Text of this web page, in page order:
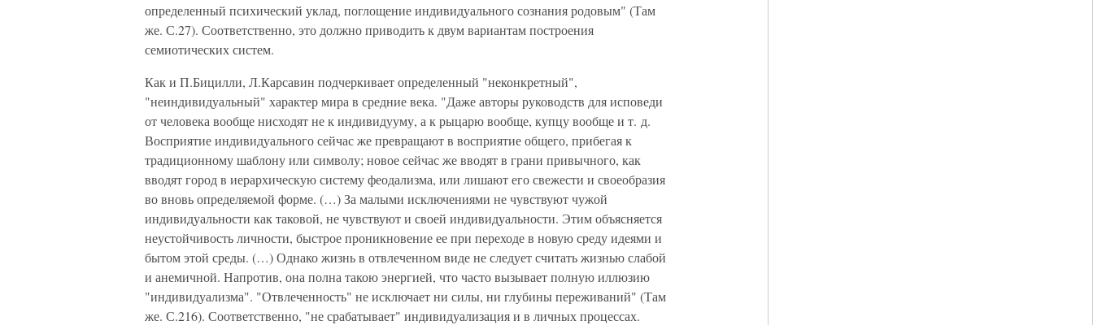
определенный психический уклад, поглощение индивидуального сознания родовым" (Там
же. С.27). Соответственно, это должно приводить к двум вариантам построения
семиотических систем.
Как и П.Бицилли, Л.Карсавин подчеркивает определенный "неконкретный",
"неиндивидуальный" характер мира в средние века. "Даже авторы руководств для исповеди
от человека вообще нисходят не к индивидууму, а к рыцарю вообще, купцу вообще и т. д.
Восприятие индивидуального сейчас же превращают в восприятие общего, прибегая к
традиционному шаблону или символу; новое сейчас же вводят в грани привычного, как
вводят город в иерархическую систему феодализма, или лишают его свежести и своеобразия
во вновь определяемой форме. (…) За малыми исключениями не чувствуют чужой
индивидуальности как таковой, не чувствуют и своей индивидуальности. Этим объясняется
неустойчивость личности, быстрое проникновение ее при переходе в новую среду идеями и
бытом этой среды. (…) Однако жизнь в отвлеченном виде не следует считать жизнью слабой
и анемичной. Напротив, она полна такою энергией, что часто вызывает полную иллюзию
"индивидуализма". "Отвлеченность" не исключает ни силы, ни глубины переживаний" (Там
же. С.216). Соответственно, "не срабатывает" индивидуализация и в личных процессах.